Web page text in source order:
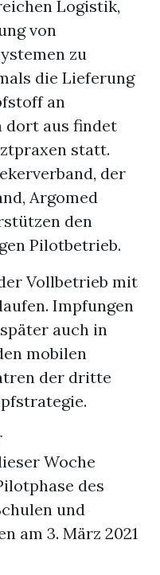
Logistik,
von
zu
die Lieferung
an
dort aus findet
statt.
der
Argomed
den
Pilotbetrieb.
Vollbetrieb mit
Impfungen
auch in
mobilen
der dritte
Woche
des
und
am 3. März 2021